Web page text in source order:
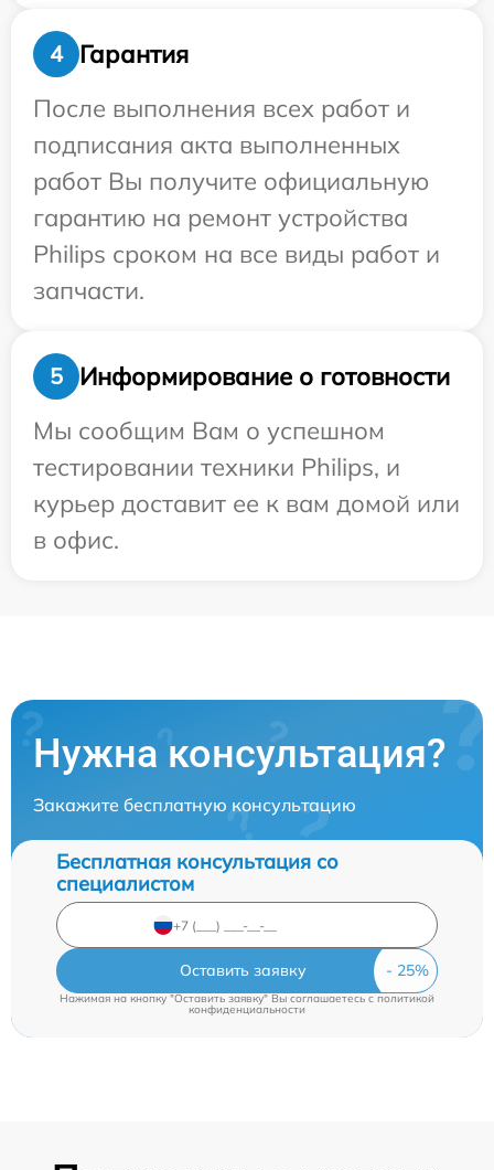
4
Гарантия
После выполнения всех работ и
подписания акта выполненных
работ Вы получите официальную
гарантию на ремонт устройства
Philips сроком на все виды работ и
запчасти.
5
Информирование о готовности
Мы сообщим Вам о успешном
тестировании техники Philips, и
курьер доставит ее к вам домой или
в офис.
Нужна консультация?
Закажите бесплатную консультацию
Бесплатная консультация со
специалистом
Оставить заявку
Нажимая на кнопку "Оставить заявку" Вы соглашаетесь c политикой
конфиденциальности